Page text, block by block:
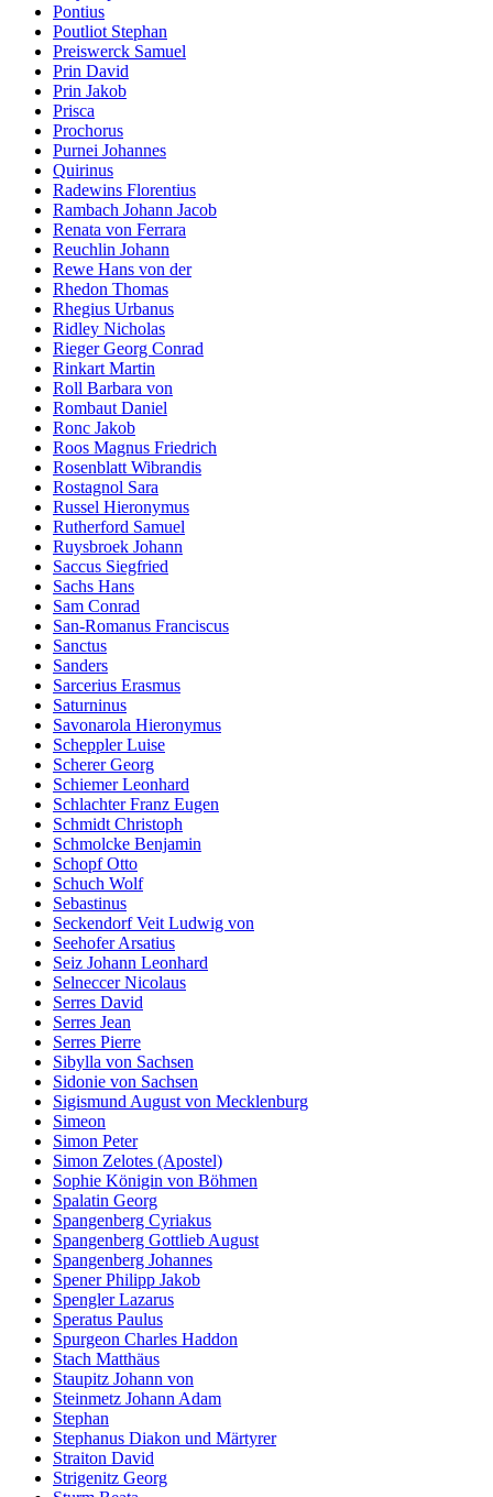
Pontius
Poutliot Stephan
Preiswerck Samuel
Prin David
Prin Jakob
Prisca
Prochorus
Purnei Johannes
Quirinus
Radewins Florentius
Rambach Johann Jacob
Renata von Ferrara
Reuchlin Johann
Rewe Hans von der
Rhedon Thomas
Rhegius Urbanus
Ridley Nicholas
Rieger Georg Conrad
Rinkart Martin
Roll Barbara von
Rombaut Daniel
Ronc Jakob
Roos Magnus Friedrich
Rosenblatt Wibrandis
Rostagnol Sara
Russel Hieronymus
Rutherford Samuel
Ruysbroek Johann
Saccus Siegfried
Sachs Hans
Sam Conrad
San-Romanus Franciscus
Sanctus
Sanders
Sarcerius Erasmus
Saturninus
Savonarola Hieronymus
Scheppler Luise
Scherer Georg
Schiemer Leonhard
Schlachter Franz Eugen
Schmidt Christoph
Schmolcke Benjamin
Schopf Otto
Schuch Wolf
Sebastinus
Seckendorf Veit Ludwig von
Seehofer Arsatius
Seiz Johann Leonhard
Selneccer Nicolaus
Serres David
Serres Jean
Serres Pierre
Sibylla von Sachsen
Sidonie von Sachsen
Sigismund August von Mecklenburg
Simeon
Simon Peter
Simon Zelotes (Apostel)
Sophie Königin von Böhmen
Spalatin Georg
Spangenberg Cyriakus
Spangenberg Gottlieb August
Spangenberg Johannes
Spener Philipp Jakob
Spengler Lazarus
Speratus Paulus
Spurgeon Charles Haddon
Stach Matthäus
Staupitz Johann von
Steinmetz Johann Adam
Stephan
Stephanus Diakon und Märtyrer
Straiton David
Strigenitz Georg